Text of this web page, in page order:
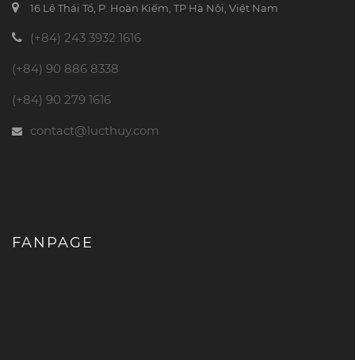
16 Lê Thái Tổ, P. Hoàn Kiếm, TP Hà Nội, Việt Nam
(+84) 243 3932 1616
(+84) 90 886 8338
(+84) 90 279 1616
contact@lucthuy.com
FANPAGE